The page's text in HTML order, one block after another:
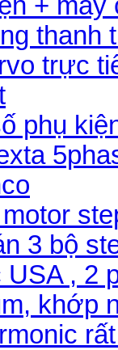
thanh
trực
phụ
3 bộ
, 2
khớp